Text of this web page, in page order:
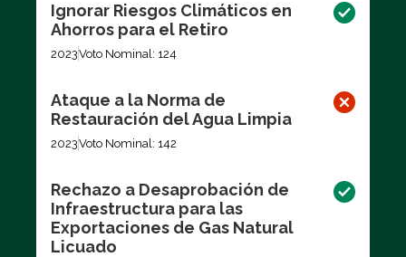
Ignorar Riesgos Climáticos en
Ahorros para el Retiro
2023Voto Nominal: 124
Ataque a la Norma de
Restauración del Agua Limpia
2023Voto Nominal: 142
Rechazo a Desaprobación de
Infraestructura para las
Exportaciones de Gas Natural
Licuado